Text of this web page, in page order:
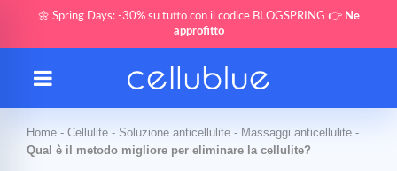
🌼 Spring Days: -30% su tutto con il codice BLOGSPRING 👉 Ne
approfitto
Home - Cellulite - Soluzione anticellulite - Massaggi anticellulite -
Qual è il metodo migliore per eliminare la cellulite?